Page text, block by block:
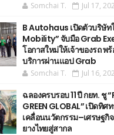
Somchai T. Jul 17,
B Autohaus เปิดตัวบริษั
Mobility” จับมือ Grab
โอกาสใหม่ให้เจ้าของรถ พ
บริการผ่านแอป Grab
Somchai T. Jul 16,
ฉลองครบรอบ 11 ปี กยท. ชู
GREEN GLOBAL” เปิดทิศ
เคลื่อนนวัตกรรม–เศรษฐกิ
ยางไทยสู่สากล